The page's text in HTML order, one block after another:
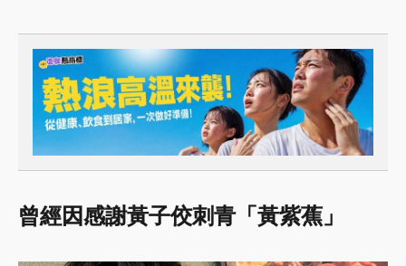
曾經因感謝黃子佼刺青「黃紫蕉」